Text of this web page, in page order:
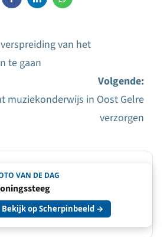
van het
te gaan
Volgende:
muziekonderwijs in Oost Gelre
verzorgen
VAN DE DAG
Bekijk op Scherpinbeeld →